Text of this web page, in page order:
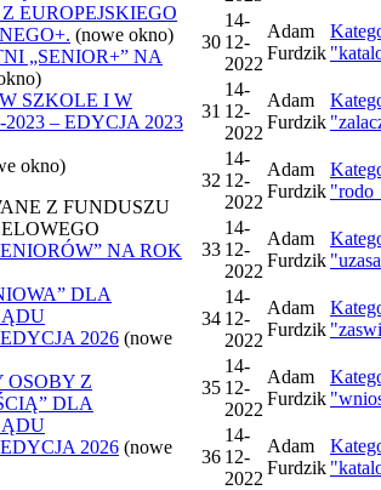
EUROPEJSKIEGO
(nowe okno)
„SENIOR+” NA
SZKOLE I W
– EDYCJA 2023
okno)
Z FUNDUSZU
NA ROK
DLA
2026 (nowe
OSOBY Z
DLA
2026 (nowe
30
14-
12-
2022
Adam
Furdzik
31
14-
12-
2022
Adam
Furdzik
32
14-
12-
2022
Adam
Furdzik
33
14-
12-
2022
Adam
Furdzik
34
14-
12-
2022
Adam
Furdzik
35
14-
12-
2022
Adam
Furdzik
36
14-
12-
2022
Adam
Furdzik